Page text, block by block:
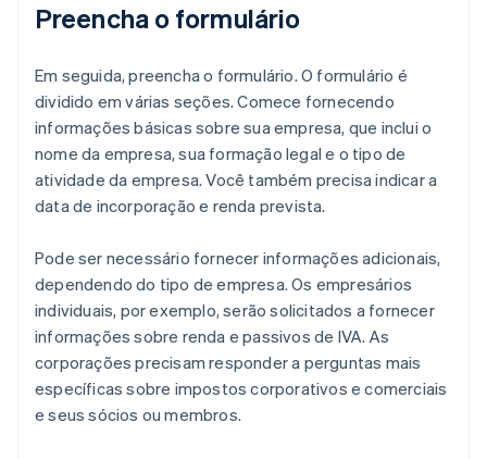
Preencha o formulário
Em seguida, preencha o formulário. O formulário é
dividido em várias seções. Comece fornecendo
informações básicas sobre sua empresa, que inclui o
nome da empresa, sua formação legal e o tipo de
atividade da empresa. Você também precisa indicar a
data de incorporação e renda prevista.
Pode ser necessário fornecer informações adicionais,
dependendo do tipo de empresa. Os empresários
individuais, por exemplo, serão solicitados a fornecer
informações sobre renda e passivos de IVA. As
corporações precisam responder a perguntas mais
específicas sobre impostos corporativos e comerciais
e seus sócios ou membros.